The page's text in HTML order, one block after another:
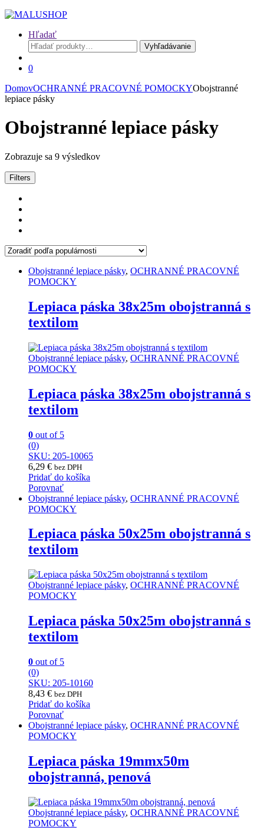
Hľadať
Hľadať:
Vyhľadávanie
0
DomovOCHRANNÉ PRACOVNÉ POMOCKYObojstranné
lepiace pásky
Obojstranné lepiace pásky
Zobrazuje sa 9 výsledkovZoradené
Filters
Obojstranné lepiace pásky, OCHRANNÉ PRACOVNÉ
POMOCKY
Lepiaca páska 38x25m obojstranná s
textilom
Obojstranné lepiace pásky, OCHRANNÉ PRACOVNÉ
POMOCKY
Lepiaca páska 38x25m obojstranná s
textilom
0 out of 5
(0)
SKU: 205-10065
6,29 € bez DPH
Pridať do košíka
Porovnať
Obojstranné lepiace pásky, OCHRANNÉ PRACOVNÉ
POMOCKY
Lepiaca páska 50x25m obojstranná s
textilom
Obojstranné lepiace pásky, OCHRANNÉ PRACOVNÉ
POMOCKY
Lepiaca páska 50x25m obojstranná s
textilom
0 out of 5
(0)
SKU: 205-10160
8,43 € bez DPH
Pridať do košíka
Porovnať
Obojstranné lepiace pásky, OCHRANNÉ PRACOVNÉ
POMOCKY
Lepiaca páska 19mmx50m
obojstranná, penová
Obojstranné lepiace pásky, OCHRANNÉ PRACOVNÉ
POMOCKY